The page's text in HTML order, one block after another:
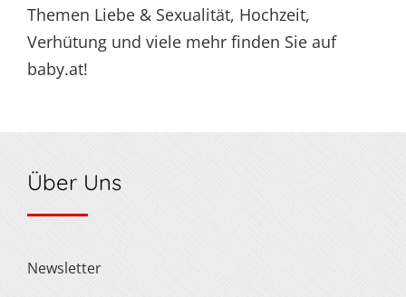
Themen Liebe & Sexualität, Hochzeit,
Verhütung und viele mehr finden Sie auf
baby.at!
Über Uns
Newsletter